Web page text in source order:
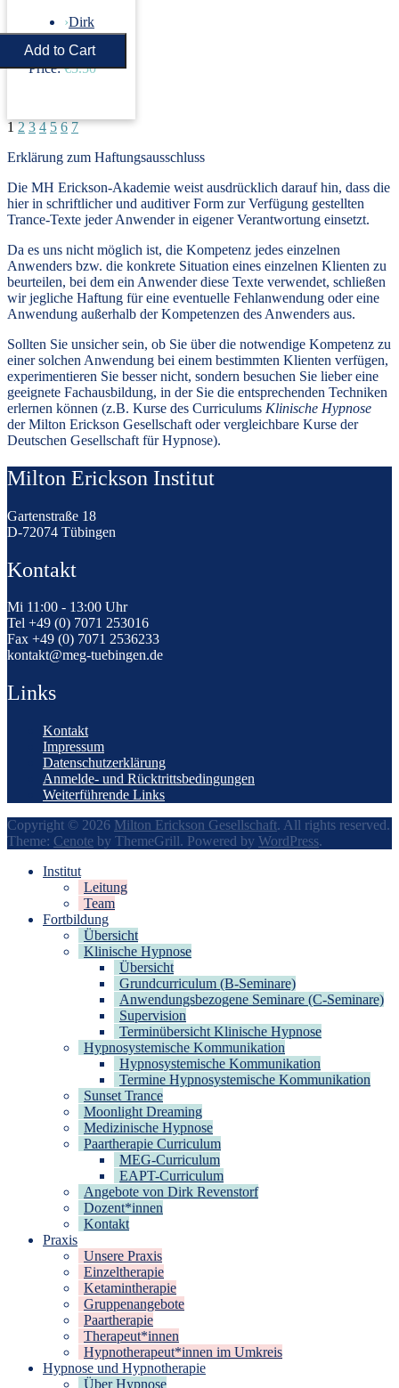
›Dirk
Revenstorf
Price: €5.50
1 2 3 4 5 6 7
Erklärung zum Haftungsausschluss
Die MH Erickson-Akademie weist ausdrücklich darauf hin, dass die
hier in schriftlicher und auditiver Form zur Verfügung gestellten
Trance-Texte jeder Anwender in eigener Verantwortung einsetzt.
Da es uns nicht möglich ist, die Kompetenz jedes einzelnen
Anwenders bzw. die konkrete Situation eines einzelnen Klienten zu
beurteilen, bei dem ein Anwender diese Texte verwendet, schließen
wir jegliche Haftung für eine eventuelle Fehlanwendung oder eine
Anwendung außerhalb der Kompetenzen des Anwenders aus.
Sollten Sie unsicher sein, ob Sie über die notwendige Kompetenz zu
einer solchen Anwendung bei einem bestimmten Klienten verfügen,
experimentieren Sie besser nicht, sondern besuchen Sie lieber eine
geeignete Fachausbildung, in der Sie die entsprechenden Techniken
erlernen können (z.B. Kurse des Curriculums Klinische Hypnose
der Milton Erickson Gesellschaft oder vergleichbare Kurse der
Deutschen Gesellschaft für Hypnose).
Milton Erickson Institut
Gartenstraße 18
D-72074 Tübingen
Kontakt
Mi 11:00 - 13:00 Uhr
Tel +49 (0) 7071 253016
Fax +49 (0) 7071 2536233
kontakt@meg-tuebingen.de
Links
Kontakt
Impressum
Datenschutzerklärung
Anmelde- und Rücktrittsbedingungen
Weiterführende Links
Copyright © 2026 Milton Erickson Gesellschaft. All rights reserved.
Theme: Cenote by ThemeGrill. Powered by WordPress.
Institut
Leitung
Team
Fortbildung
Übersicht
Klinische Hypnose
Übersicht
Grundcurriculum (B-Seminare)
Anwendungsbezogene Seminare (C-Seminare)
Supervision
Terminübersicht Klinische Hypnose
Hypnosystemische Kommunikation
Hypnosystemische Kommunikation
Termine Hypnosystemische Kommunikation
Sunset Trance
Moonlight Dreaming
Medizinische Hypnose
Paartherapie Curriculum
MEG-Curriculum
EAPT-Curriculum
Angebote von Dirk Revenstorf
Dozent*innen
Kontakt
Praxis
Unsere Praxis
Einzeltherapie
Ketamintherapie
Gruppenangebote
Paartherapie
Therapeut*innen
Hypnotherapeut*innen im Umkreis
Hypnose und Hypnotherapie
Über Hypnose